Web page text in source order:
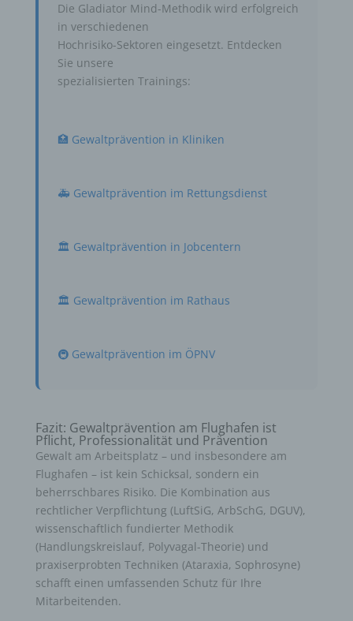
Die Gladiator Mind-Methodik wird erfolgreich
in verschiedenen
Hochrisiko-Sektoren eingesetzt. Entdecken
Sie unsere
spezialisierten Trainings:
🏥 Gewaltprävention in Kliniken
🚑 Gewaltprävention im Rettungsdienst
🏛️ Gewaltprävention in Jobcentern
🏛️ Gewaltprävention im Rathaus
🚇 Gewaltprävention im ÖPNV
Fazit: Gewaltprävention am Flughafen ist
Pflicht, Professionalität und Prävention
Gewalt am Arbeitsplatz – und insbesondere am
Flughafen – ist kein Schicksal, sondern ein
beherrschbares Risiko. Die Kombination aus
rechtlicher Verpflichtung (LuftSiG, ArbSchG, DGUV),
wissenschaftlich fundierter Methodik
(Handlungskreislauf, Polyvagal-Theorie) und
praxiserprobten Techniken (Ataraxia, Sophrosyne)
schafft einen umfassenden Schutz für Ihre
Mitarbeitenden.